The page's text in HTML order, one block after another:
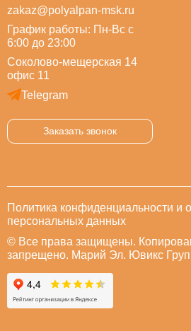
zakaz@polyalpan-msk.ru
График работы: Пн-Вс с
6:00 до 23:00
Соколово-мещерская 14
офис 11
Telegram
Заказать звонок
Политика конфиденциальности и
персональных данных
© Все права защищены.
запрещено. Марий Эл. Ювикс